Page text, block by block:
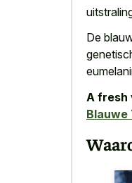
De
A fresh
Blauwe